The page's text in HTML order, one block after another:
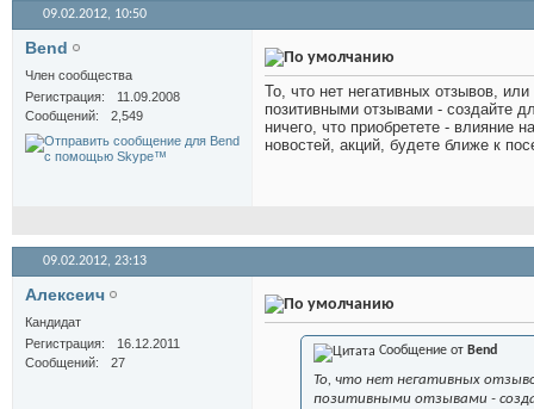
09.02.2012, 10:50
Bend
Член сообщества
Регистрация
11.09.2008
Сообщений
2,549
То, что нет негативных отзывов,
позитивными отзывами - создайте
ничего, что приобретете -
новостей, акций, будете ближе к
09.02.2012, 23:13
Алексеич
Кандидат
Регистрация
16.12.2011
Сообщений
27
Сообщение от Bend
То, что нет негативных
позитивными отзывами -